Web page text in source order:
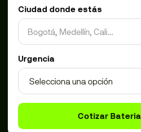
Ciudad donde estás
Urgencia
Cotizar Bateria